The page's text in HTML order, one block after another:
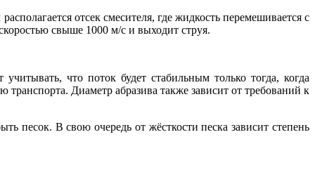
отсек смесителя, где жидкость перемешивается с
свыше 1000 м/с и выходит струя.
что поток будет стабильным только тогда, когда
Диаметр абразива также зависит от требований к
песок. В свою очередь от жёсткости песка зависит степень